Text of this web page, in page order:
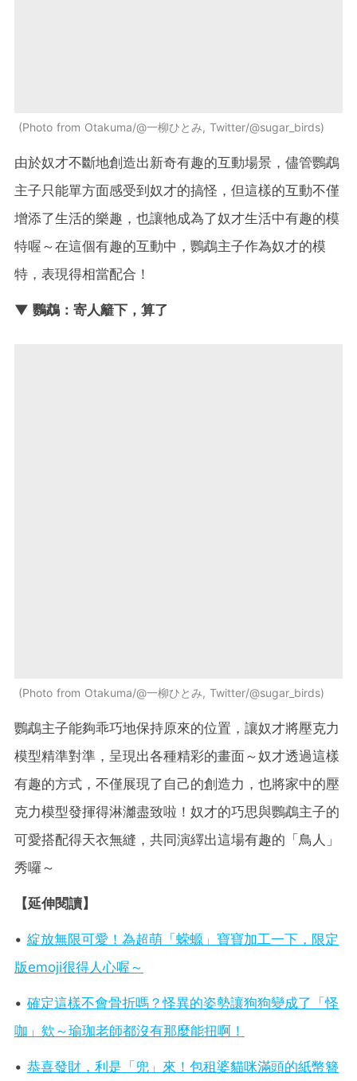
Photo from Otakuma/@一柳ひとみ, Twitter/@sugar_birds
由於奴才不斷地創造出新奇有趣的互動場景，儘管鸚鵡
主子只能單方面感受到奴才的搞怪，但這樣的互動不僅
增添了生活的樂趣，也讓牠成為了奴才生活中有趣的模
特喔～在這個有趣的互動中，鸚鵡主子作為奴才的模
特，表現得相當配合！
▼ 鸚鵡：寄人籬下，算了
Photo from Otakuma/@一柳ひとみ, Twitter/@sugar_birds
鸚鵡主子能夠乖巧地保持原來的位置，讓奴才將壓克力
模型精準對準，呈現出各種精彩的畫面～奴才透過這樣
有趣的方式，不僅展現了自己的創造力，也將家中的壓
克力模型發揮得淋灕盡致啦！奴才的巧思與鸚鵡主子的
可愛搭配得天衣無縫，共同演繹出這場有趣的「鳥人」
秀囉～
【延伸閱讀】
• 綻放無限可愛！為超萌「蝾螈」寶寶加工一下，限定
版emoji很得人心喔～
• 確定這樣不會骨折嗎？怪異的姿勢讓狗狗變成了「怪
咖」欸～瑜珈老師都沒有那麼能扭啊！
• 恭喜發財，利是「兜」來！包租婆貓咪滿頭的紙幣簪